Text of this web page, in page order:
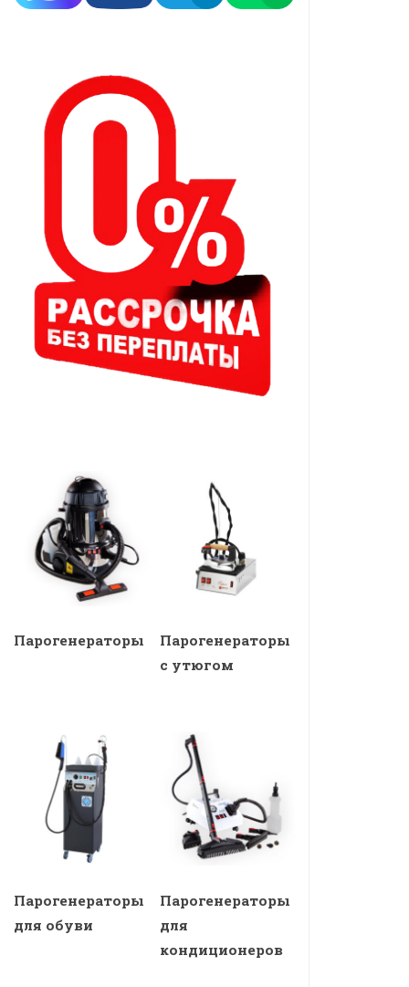
Парогенераторы
Парогенераторы
с утюгом
Парогенераторы
для обуви
Парогенераторы
для
кондиционеров